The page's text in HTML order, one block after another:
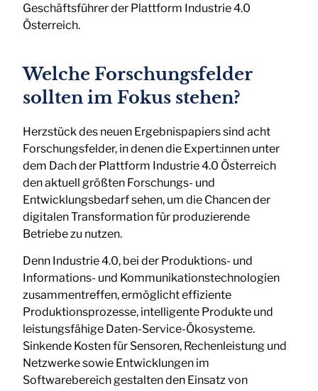
Geschäftsführer der Plattform Industrie 4.0
Österreich.
Welche Forschungsfelder
sollten im Fokus stehen?
Herzstück des neuen Ergebnispapiers sind acht
Forschungsfelder, in denen die Expert:innen unter
dem Dach der Plattform Industrie 4.0 Österreich
den aktuell größten Forschungs- und
Entwicklungsbedarf sehen, um die Chancen der
digitalen Transformation für produzierende
Betriebe zu nutzen.
Denn Industrie 4.0, bei der Produktions- und
Informations- und Kommunikationstechnologien
zusammentreffen, ermöglicht effiziente
Produktionsprozesse, intelligente Produkte und
leistungsfähige Daten-Service-Ökosysteme.
Sinkende Kosten für Sensoren, Rechenleistung und
Netzwerke sowie Entwicklungen im
Softwarebereich gestalten den Einsatz von